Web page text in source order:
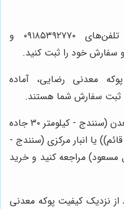
با شماره تلفن‌های ۰۹۱۸۵۳۹۲۷۷۰ و
معدنی رضایی، آماده
ثبت سفارش شما هستند.
به آدرس معدن (سنندج - کیلومتر ۳۰ جاده
یا انبار مرکزی (سنندج -
مراجعه کنید و خرید
از نزدیک کیفیت پوکه معدنی